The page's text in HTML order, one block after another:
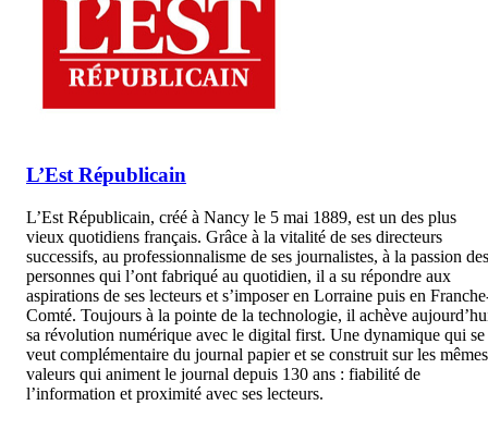
L’Est Républicain
L’Est Républicain, créé à Nancy le 5 mai 1889, est un des plus
vieux quotidiens français. Grâce à la vitalité de ses directeurs
successifs, au professionnalisme de ses journalistes, à la passion des
personnes qui l’ont fabriqué au quotidien, il a su répondre aux
aspirations de ses lecteurs et s’imposer en Lorraine puis en
Comté. Toujours à la pointe de la technologie, il achève
sa révolution numérique avec le digital first. Une dynamique qui se
veut complémentaire du journal papier et se construit sur les mêmes
valeurs qui animent le journal depuis 130 ans : fiabilité de
l’information et proximité avec ses lecteurs.